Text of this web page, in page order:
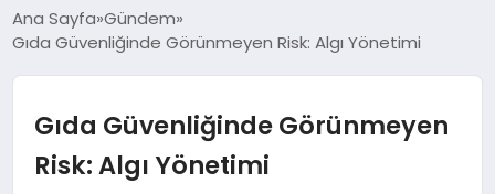
ANA SAYFA
İZMIR HABERLERI
Ana Sayfa Gündem
Gıda Güvenliğinde Görünmeyen Risk: Algı Yönetimi
Gıda Güvenliğinde Görünmeyen
Risk: Algı Yönetimi